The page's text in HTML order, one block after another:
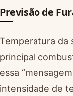
Previsão de
Temperatura da
principal
essa
intensidade de